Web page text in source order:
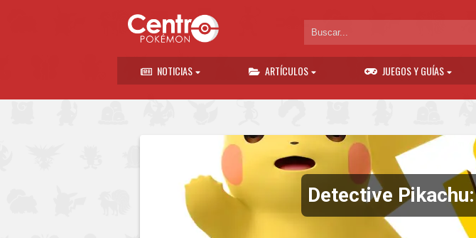
NOTICIAS ARTÍCULOS JUEGOS Y GUÍAS
Detective